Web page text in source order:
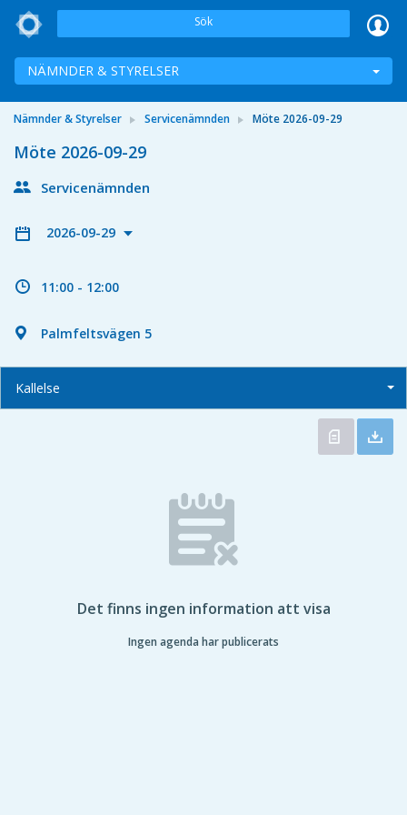
Sök
NÄMNDER & STYRELSER
Nämnder & Styrelser Servicenämnden Möte 2026-09-29
Möte 2026-09-29
Servicenämnden
2026-09-29
11:00 - 12:00
Palmfeltsvägen 5
Kallelse
Det finns ingen information att visa
Ingen agenda har publicerats